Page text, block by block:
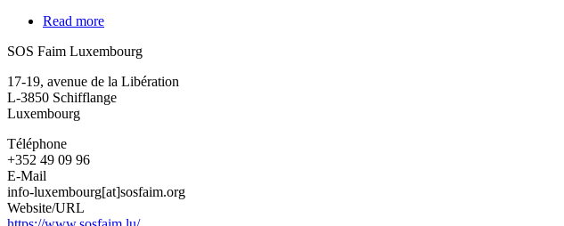
Read more
Faim
SOS Faim Luxembourg
17-19, avenue de la Libération
L-3850 Schifflange
Luxembourg
Téléphone
+352 49 09 96
E-Mail
info-luxembourg[at]sosfaim.org
Website/URL